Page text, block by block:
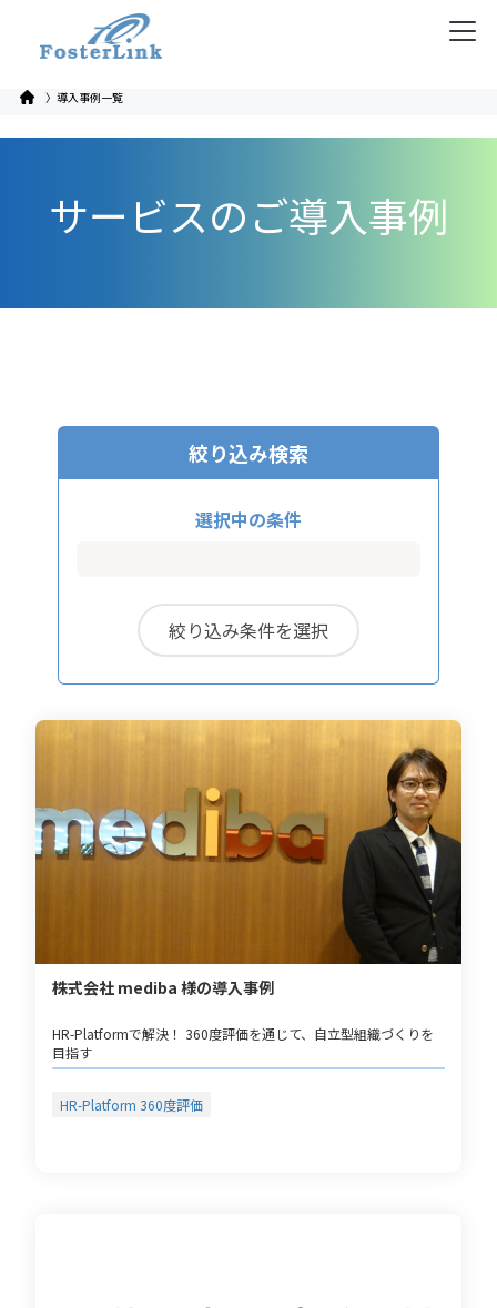
〉導入事例一覧
サービスのご導入事例
絞り込み検索
選択中の条件
絞り込み条件を選択
株式会社 mediba 様の導入事例
HR-Platformで解決！ 360度評価を通じて、自立型組織づくりを
目指す
HR-Platform 360度評価